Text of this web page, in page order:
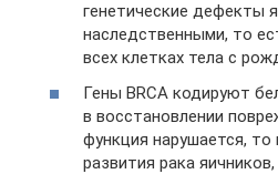
генетические дефекты
наследственными, то
всех клетках тела с
Гены BRCA кодируют
в восстановлении
функция нарушается,
развития рака